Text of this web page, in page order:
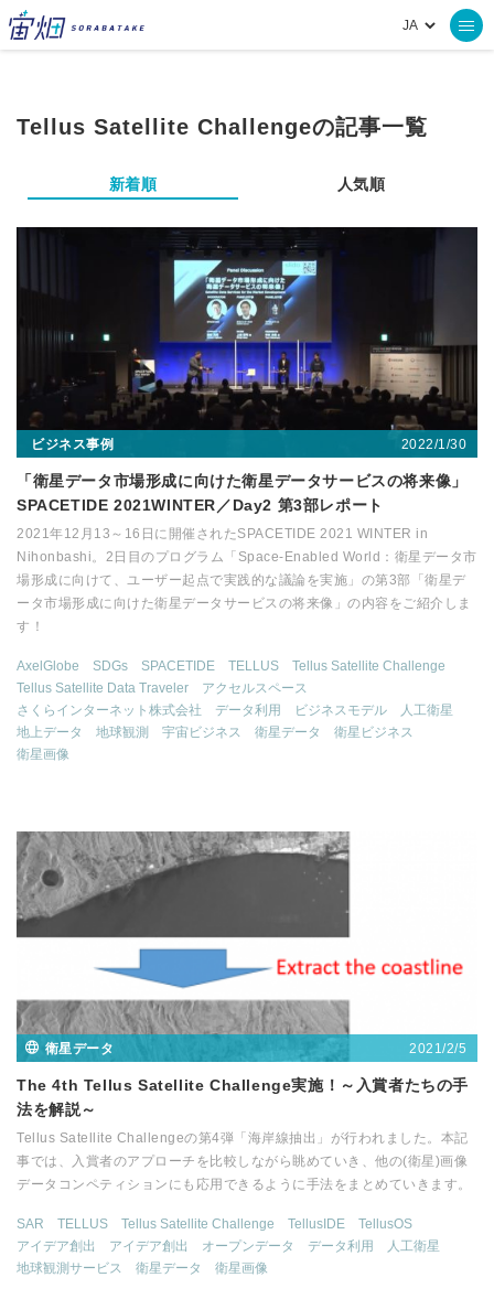
Tellus Satellite Challengeの記事一覧
新着順 人気順
ビジネス事例 2022/1/30
「衛星データ市場形成に向けた衛星データサービスの将来像」
SPACETIDE 2021WINTER／Day2 第3部レポート
2021年12月13～16日に開催されたSPACETIDE 2021 WINTER in
Nihonbashi。2日目のプログラム「Space-Enabled World：衛星データ市
場形成に向けて、ユーザー起点で実践的な議論を実施」の第3部「衛星デ
ータ市場形成に向けた衛星データサービスの将来像」の内容をご紹介しま
す！
AxelGlobe SDGs SPACETIDE TELLUS
Tellus Satellite Challenge
Tellus Satellite Data Traveler
アクセルスペース
さくらインターネット株式会社
データ利用 ビジネスモデル
人工衛星
地上データ
地球観測 宇宙ビジネス 衛星データ
衛星ビジネス
衛星画像
衛星データ 2021/2/5
The 4th Tellus Satellite Challenge実施！～入賞者たちの手
法を解説～
Tellus Satellite Challengeの第4弾「海岸線抽出」が行われました。本記
事では、入賞者のアプローチを比較しながら眺めていき、他の(衛星)画像
データコンペティションにも応用できるように手法をまとめていきます。
SAR TELLUS Tellus Satellite Challenge TellusIDE
TellusOS
アイデア創出
アイデア創出 オープンデータ データ利用
人工衛星
地球観測サービス
衛星データ 衛星画像